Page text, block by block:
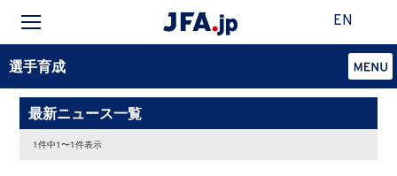
EN
選手育成
最新ニュース一覧
1件中1〜1件表示